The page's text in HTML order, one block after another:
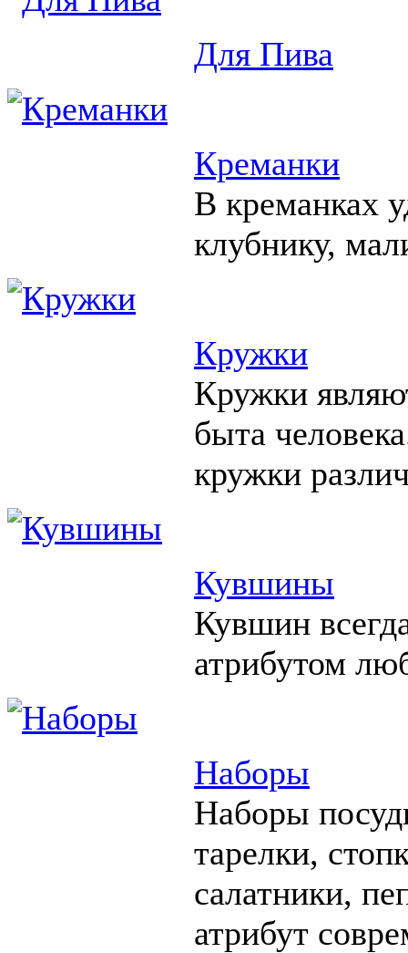
Для Пива
Креманки
В креманках
клубнику,
Кружки
Кружки
быта
кружки
Кувшины
Кувшин
атрибутом
Наборы
Наборы
тарелки,
салатники,
атрибут